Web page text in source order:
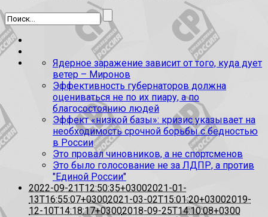
Ядерное заражение зависит от того, куда дует
ветер – Миронов
Эффективность губернаторов должна
оцениваться не по их пиару, а по
благосостоянию людей
Эффект «низкой базы»: кризис указывает на
необходимость срочной борьбы с бедностью
в России
Это провал чиновников, а не спортсменов
Это было голосование не за ЛДПР, а против
"Единой России"
2022-09-21T12:50:35+03002021-01-
13T16:55:07+03002021-03-02T15:01:20+03002019-
12-10T14:18:17+03002018-09-25T14:10:08+0300